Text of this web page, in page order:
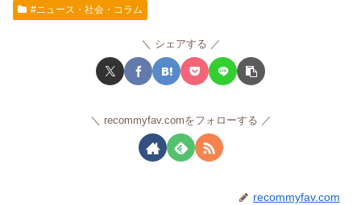
#ニュース・社会・コラム
シェアする
recommyfav.comをフォローする
recommyfav.com